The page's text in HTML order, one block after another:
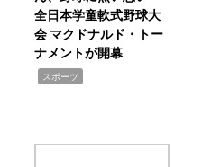
全日本学童軟式野球大
会 マクドナルド・トー
ナメントが開幕
スポーツ